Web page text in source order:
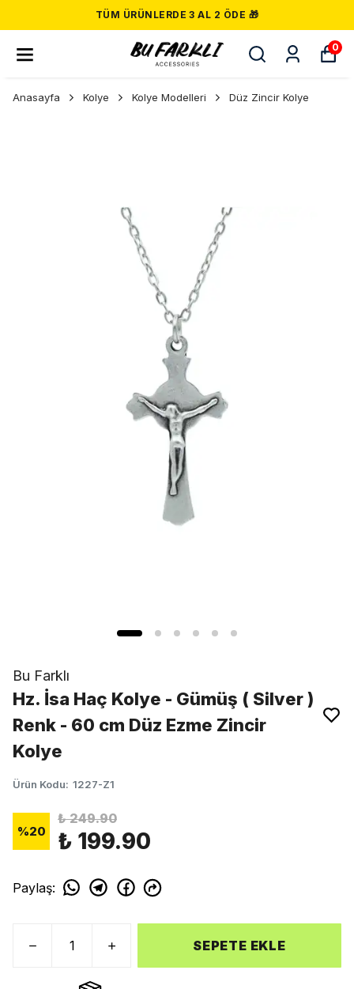
TÜM ÜRÜNLERDE 3 AL 2 ÖDE 🎁
0
Anasayfa Kolye Kolye Modelleri Düz Zincir Kolye
Bu Farklı
Hz. İsa Haç Kolye - Gümüş ( Silver )
Renk - 60 cm Düz Ezme Zincir
Kolye
Ürün Kodu: 1227-Z1
%20
₺ 249.90
₺ 199.90
Paylaş:
SEPETE EKLE